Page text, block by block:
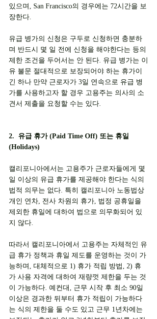
있으며, San Francisco의 경우에는 72시간을 보
장한다.
유급 병가의 신청은 구두로 신청하면 충분하
며 반드시 몇 일 전에 신청을 해야한다는 등의
제한 조건을 두어서는 안 된다. 유급 병가는 이
유 불문 절대적으로 보장되어야 하는 휴가이
긴 하나 만약 근로자가 3일 연속으로 유급 병
가를 사용하고자 할 경우 고용주는 의사의 소
견서 제출을 요청할 수는 있다.
2.  유급 휴가 (Paid Time Off) 또는 휴일
(Holidays)
캘리포니아에서는 고용주가 근로자들에게 몇
일 이상의 유급 휴가를 제공해야 한다는 식의
법적 의무는 없다. 특히 캘리포니아 노동법상
개인 연차, 전사 차원의 휴가, 법정 공휴일을
제외한 휴일에 대하여 법으로 의무화되어 있
지 않다.
따라서 캘리포니아에서 고용주는 자체적인 유
급 휴가 정책과 휴일 제도를 운영하는 것이 가
능하며, 대체적으로 1) 휴가 적립 방법, 2) 휴
가 사용 자격에 대하여 재량껏 제한을 두는 것
이 가능하다. 예컨대, 근무 시작 후 최소 90일
이상은 경과한 뒤부터 휴가 적립이 가능하다
는 식의 제한을 둘 수도 있고 근무 1년차에는